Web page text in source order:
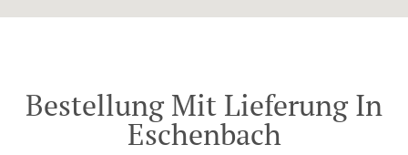
Bestellung Mit Lieferung In
Eschenbach